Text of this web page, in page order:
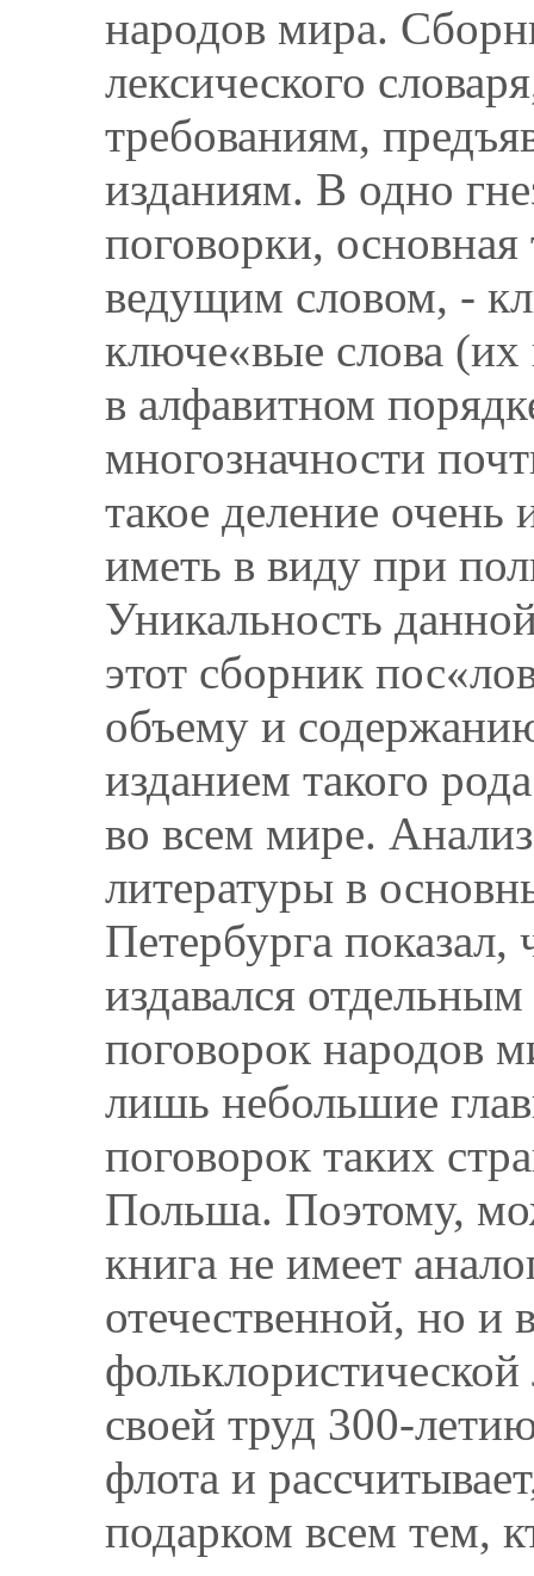
народов мира.
лексического
требованиям,
изданиям. В одно
поговорки,
ведущим словом, -
ключе«вые слова
в алфавитном
многозначности
такое деление очень
иметь в виду при
Уникальность
этот сборник
объему и
изданием такого
во всем мире.
литературы в
Петербурга показал,
издавался
поговорок народов
лишь небольшие
поговорок таких
Польша. Поэтому,
книга не имеет
отечественной, но и
своей труд 300-
флота и
подарком всем тем,